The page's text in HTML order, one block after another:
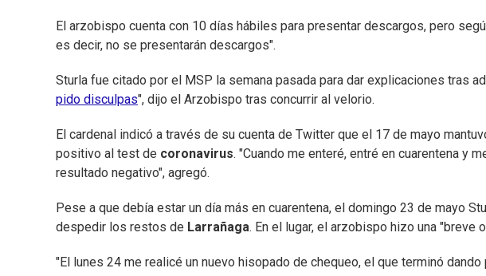
El arzobispo cuenta con 10 días hábiles para presentar descargos, pero
es decir, no se presentarán descargos".
Sturla fue citado por el MSP la semana pasada para dar explicaciones tras
pido disculpas", dijo el Arzobispo tras concurrir al velorio.
El cardenal indicó a través de su cuenta de Twitter que el 17 de mayo
positivo al test de coronavirus. "Cuando me enteré, entré en cuarentena y
resultado negativo", agregó.
Pese a que debía estar un día más en cuarentena, el domingo 23 de mayo
despedir los restos de Larrañaga. En el lugar, el arzobispo hizo una "breve
"El lunes 24 me realicé un nuevo hisopado de chequeo, el que terminó